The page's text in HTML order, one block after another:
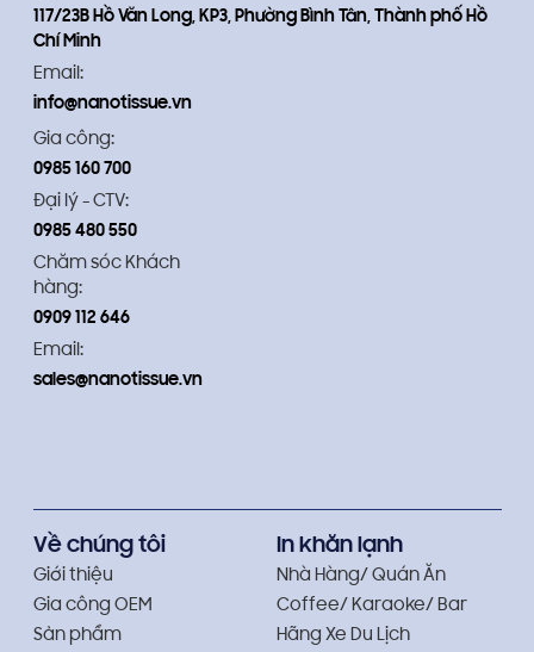
117/23B Hồ Văn Long, KP3, Phường Bình Tân, Thành phố Hồ
Chí Minh
Email:
info@nanotissue.vn
Gia công:
0985 160 700
Đại lý - CTV:
0985 480 550
Chăm sóc Khách
hàng:
0909 112 646
Email:
sales@nanotissue.vn
Về chúng tôi
Giới thiệu
Gia công OEM
Sản phẩm
In khăn lạnh
Nhà Hàng/ Quán Ăn
Coffee/ Karaoke/ Bar
Hãng Xe Du Lịch